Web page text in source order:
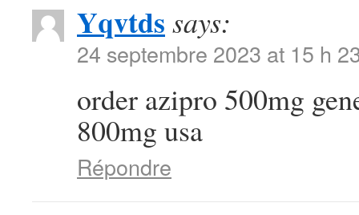
Yqvtds says:
24 septembre 2023 at 15 h
order azipro 500mg
800mg usa
Répondre